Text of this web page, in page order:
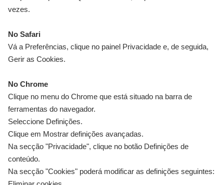
vezes.
No Safari
Vá a Preferências, clique no painel Privacidade e, de seguida,
Gerir as Cookies.
No Chrome
Clique no menu do Chrome que está situado na barra de
ferramentas do navegador.
Seleccione Definições.
Clique em Mostrar definições avançadas.
Na secção "Privacidade", clique no botão Definições de
conteúdo.
Na secção "Cookies" poderá modificar as definições seguintes: